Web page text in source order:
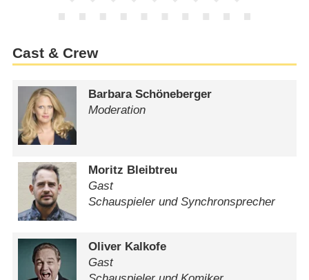
Cast & Crew
Barbara Schöneberger
Moderation
Moritz Bleibtreu
Gast
Schauspieler und Synchronsprecher
Oliver Kalkofe
Gast